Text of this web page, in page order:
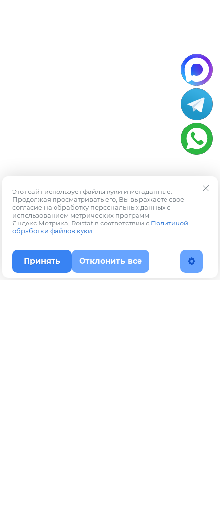
Этот сайт использует файлы куки и метаданные.
Продолжая просматривать его, Вы выражаете свое
согласие на обработку персональных данных с
использованием метрических программ
Яндекс.Метрика, Roistat в соответствии с Политикой
обработки файлов куки
Принять Отклонить все